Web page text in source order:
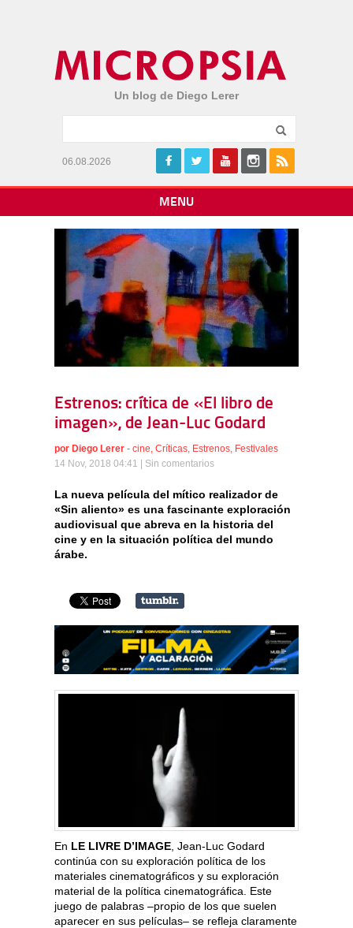
Un blog de Diego Lerer
06.08.2026
MENU
Estrenos: crítica de «El libro de
imagen», de Jean-Luc Godard
por Diego Lerer - cine Críticas Estrenos Festivales
14 Nov, 2018 04:41 | Sin comentarios
La nueva película del mítico realizador de
«Sin aliento» es una fascinante exploración
audiovisual que abreva en la historia del
cine y en la situación política del mundo
árabe.
En LE LIVRE D’IMAGE , Jean-Luc Godard
continúa con su exploración política de los
materiales cinematográficos y su exploración
material de la política cinematográfica. Este
juego de palabras –propio de los que suelen
aparecer en sus películas– se refleja claramente